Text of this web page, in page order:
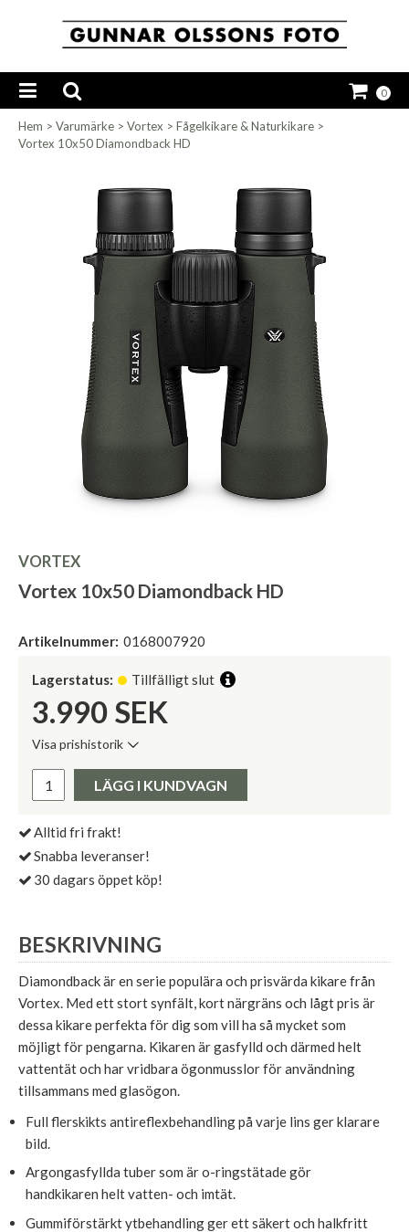
0
Hem > Varumärke > Vortex > Fågelkikare & Naturkikare >
Vortex 10x50 Diamondback HD
VORTEX
Vortex 10x50 Diamondback HD
Artikelnummer: 0168007920
Lagerstatus: Tillfälligt slut
3.990 SEK
Visa prishistorik
Pris:
LÄGG I KUNDVAGN
Alltid fri frakt!
Snabba leveranser!
30 dagars öppet köp!
BESKRIVNING
Diamondback är en serie populära och prisvärda kikare från
Vortex. Med ett stort synfält, kort närgräns och lågt pris är
dessa kikare perfekta för dig som vill ha så mycket som
möjligt för pengarna. Kikaren är gasfylld och därmed helt
vattentät och har vridbara ögonmusslor för användning
tillsammans med glasögon.
Full flerskikts antireflexbehandling på varje lins ger klarare
bild.
Argongasfyllda tuber som är o-ringstätade gör
handkikaren helt vatten- och imtät.
Gummiförstärkt ytbehandling ger ett säkert och halkfritt